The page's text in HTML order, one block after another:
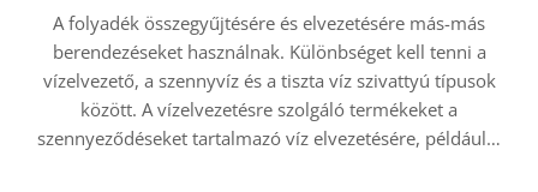
A folyadék összegyűjtésére és elvezetésére más-más
berendezéseket használnak. Különbséget kell tenni a
vízelvezető, a szennyvíz és a tiszta víz szivattyú típusok
között. A vízelvezetésre szolgáló termékeket a
szennyeződéseket tartalmazó víz elvezetésére, például…